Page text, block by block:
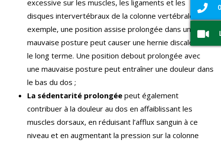
excessive sur les muscles, les ligaments et les
disques intervertébraux de la colonne vertébrale. Par
exemple, une position assise prolongée dans une
mauvaise posture peut causer une hernie discale sur
le long terme. Une position debout prolongée avec
une mauvaise posture peut entraîner une douleur dans
le bas du dos ;
La sédentarité prolongée peut également
contribuer à la douleur au dos en affaiblissant les
muscles dorsaux, en réduisant l’afflux sanguin à ce
niveau et en augmentant la pression sur la colonne